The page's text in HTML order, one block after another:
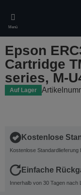
main
content
Menü
Epson
Cartridge
series, M-
Auf Lager
Kostenlose
Kostenlose Standardlieferung
Einfache
Innerhalb von 30 Tagen nach